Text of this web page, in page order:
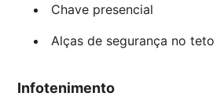
Chave presencial
Alças de segurança no teto
Infotenimento